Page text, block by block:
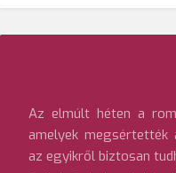
Az elmúlt héten a
amelyek
az egyikről biztosan